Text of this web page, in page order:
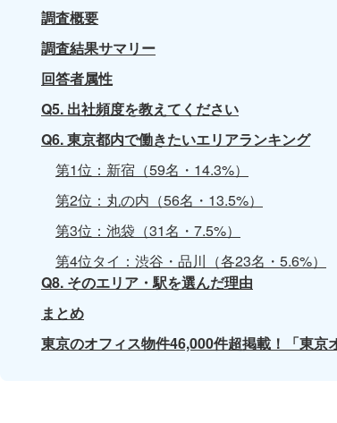
調査概要
調査結果サマリー
回答者属性
Q5. 出社頻度を教えてください
Q6. 東京都内で働きたいエリアランキング
第1位：新宿（59名・14.3%）
第2位：丸の内（56名・13.5%）
第3位：池袋（31名・7.5%）
第4位タイ：渋谷・品川（各23名・5.6%）
Q8. そのエリア・駅を選んだ理由
まとめ
東京のオフィス物件46,000件超掲載！「東